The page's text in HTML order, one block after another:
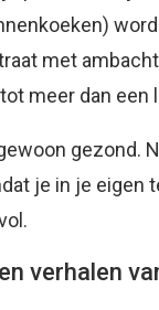
met
meer dan
gezond.
je in je
verhalen